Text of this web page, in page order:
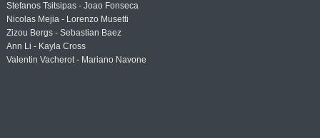
Stefanos Tsitsipas - Joao Fonseca
Nicolas Mejia - Lorenzo Musetti
Zizou Bergs - Sebastian Baez
Ann Li - Kayla Cross
Valentin Vacherot - Mariano Navone